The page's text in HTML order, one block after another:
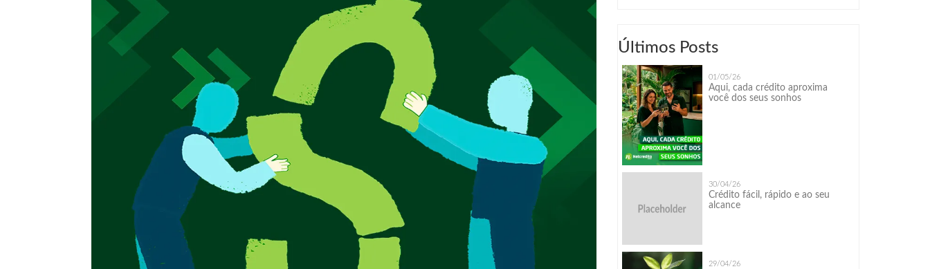
Últimos Posts
01/05/26
Aqui, cada crédito aproxima
você dos seus sonhos
30/04/26
Crédito fácil, rápido e ao seu
alcance
29/04/26